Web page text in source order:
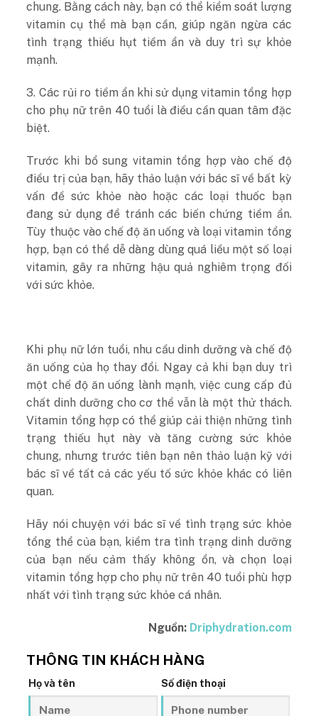
chung. Bằng cách này, bạn có thể kiểm soát lượng
vitamin cụ thể mà bạn cần, giúp ngăn ngừa các
tình trạng thiếu hụt tiềm ẩn và duy trì sự khỏe
mạnh.
3. Các rủi ro tiềm ẩn khi sử dụng vitamin tổng hợp
cho phụ nữ trên 40 tuổi là điều cần quan tâm đặc
biệt.
Trước khi bổ sung vitamin tổng hợp vào chế độ
điều trị của bạn, hãy thảo luận với bác sĩ về bất kỳ
vấn đề sức khỏe nào hoặc các loại thuốc bạn
đang sử dụng để tránh các biến chứng tiềm ẩn.
Tùy thuộc vào chế độ ăn uống và loại vitamin tổng
hợp, bạn có thể dễ dàng dùng quá liều một số loại
vitamin, gây ra những hậu quả nghiêm trọng đối
với sức khỏe.
Khi phụ nữ lớn tuổi, nhu cầu dinh dưỡng và chế độ
ăn uống của họ thay đổi. Ngay cả khi bạn duy trì
một chế độ ăn uống lành mạnh, việc cung cấp đủ
chất dinh dưỡng cho cơ thể vẫn là một thử thách.
Vitamin tổng hợp có thể giúp cải thiện những tình
trạng thiếu hụt này và tăng cường sức khỏe
chung, nhưng trước tiên bạn nên thảo luận kỹ với
bác sĩ về tất cả các yếu tố sức khỏe khác có liên
quan.
Hãy nói chuyện với bác sĩ về tình trạng sức khỏe
tổng thể của bạn, kiểm tra tình trạng dinh dưỡng
của bạn nếu cảm thấy không ổn, và chọn loại
vitamin tổng hợp cho phụ nữ trên 40 tuổi phù hợp
nhất với tình trạng sức khỏe cá nhân.
Nguồn: Driphydration.com
THÔNG TIN KHÁCH HÀNG
Họ và tên Số điện thoại